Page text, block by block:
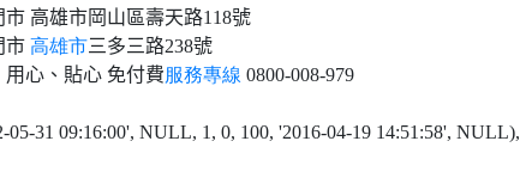
市 高雄市岡山區壽天路118號
市 高雄市三多三路238號
用心、貼心 免付費服務專線 0800-008-979
05-31 09:16:00', NULL, 1, 0, 100, '2016-04-19 14:51:58', NULL),